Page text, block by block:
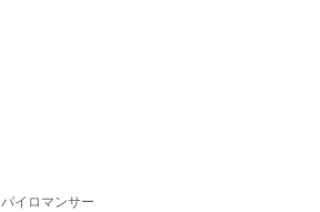
パイロマンサー